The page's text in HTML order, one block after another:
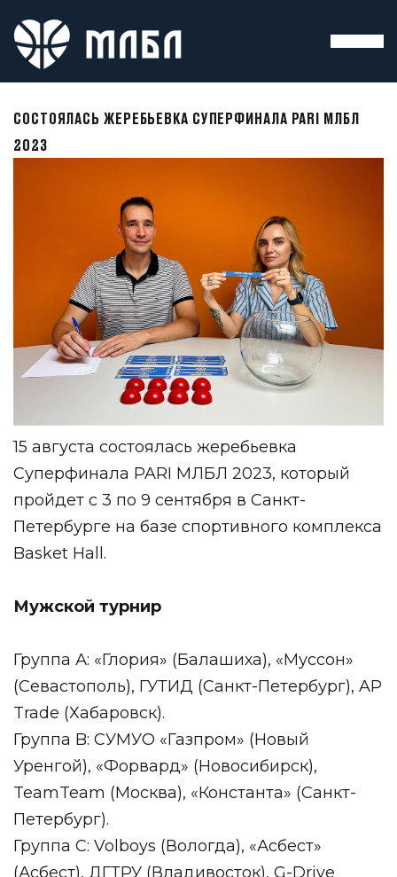
СОСТОЯЛАСЬ ЖЕРЕБЬЕВКА СУПЕРФИНАЛА PARI МЛБЛ
2023
15 августа состоялась жеребьевка
Суперфинала PARI МЛБЛ 2023, который
пройдет с 3 по 9 сентября в Санкт-
Петербурге на базе спортивного комплекса
Basket Hall.
Мужской турнир
Группа А: «Глория» (Балашиха), «Муссон»
(Севастополь), ГУТИД (Санкт-Петербург), AP
Trade (Хабаровск).
Группа B: СУМУО «Газпром» (Новый
Уренгой), «Форвард» (Новосибирск),
TeamTeam (Москва), «Константа» (Санкт-
Петербург).
Группа C: Volboys (Вологда), «Асбест»
(Асбест), ДГТРУ (Владивосток), G-Drive